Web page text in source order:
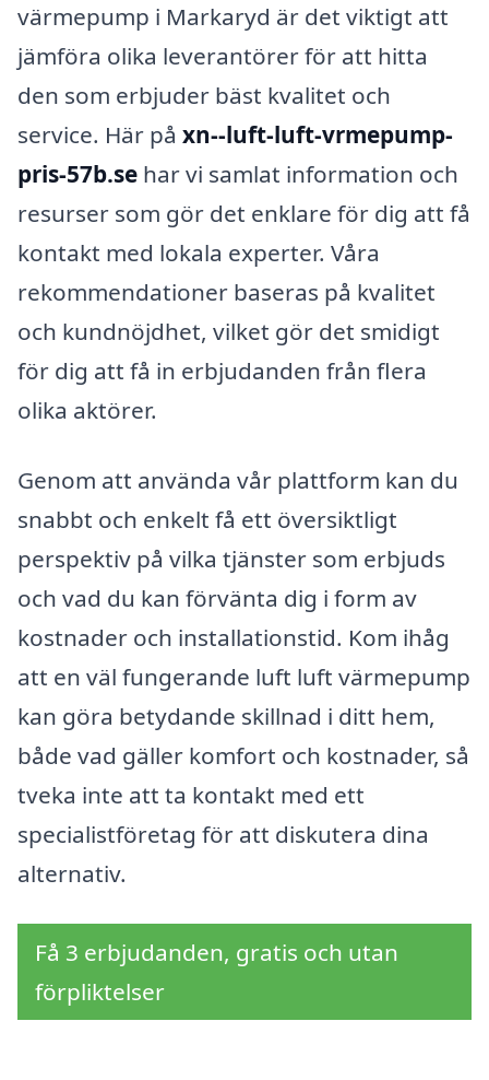
värmepump i Markaryd är det viktigt att
jämföra olika leverantörer för att hitta
den som erbjuder bäst kvalitet och
service. Här på xn--luft-luft-vrmepump-
pris-57b.se har vi samlat information och
resurser som gör det enklare för dig att få
kontakt med lokala experter. Våra
rekommendationer baseras på kvalitet
och kundnöjdhet, vilket gör det smidigt
för dig att få in erbjudanden från flera
olika aktörer.
Genom att använda vår plattform kan du
snabbt och enkelt få ett översiktligt
perspektiv på vilka tjänster som erbjuds
och vad du kan förvänta dig i form av
kostnader och installationstid. Kom ihåg
att en väl fungerande luft luft värmepump
kan göra betydande skillnad i ditt hem,
både vad gäller komfort och kostnader, så
tveka inte att ta kontakt med ett
specialistföretag för att diskutera dina
alternativ.
Få 3 erbjudanden, gratis och utan
förpliktelser